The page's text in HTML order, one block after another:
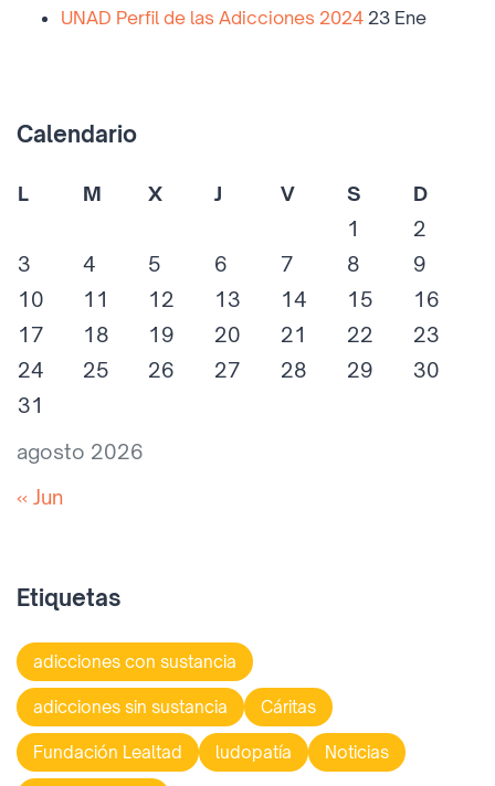
UNAD Perfil de las Adicciones 2024 23 Ene
Calendario
agosto 2026
L M X J V S
D
1
2
3
4 5 6 7 8
9
10
11 12 13 14 15
16
17
18 19 20 21 22
23
24
25 26 27 28 29
30
31
« Jun
Etiquetas
adicciones con sustancia
adicciones sin sustancia Cáritas
Fundación Lealtad ludopatía Noticias